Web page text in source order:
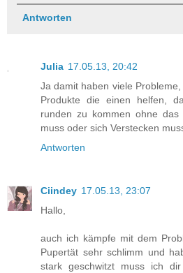
Antworten
Julia 17.05.13, 20:42
Ja damit haben viele
Produkte die einen helfen,
runden zu kommen ohne
muss oder sich Verstecken
Antworten
Ciindey 17.05.13, 23:07
Hallo,
auch ich kämpfe mit dem
Pupertät sehr schlimm und
stark geschwitzt muss ich